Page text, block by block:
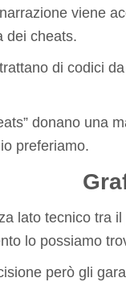
viene
dei cheats.
di codici
donano una
preferiamo.
lato tecnico tra
lo possiamo
però gli